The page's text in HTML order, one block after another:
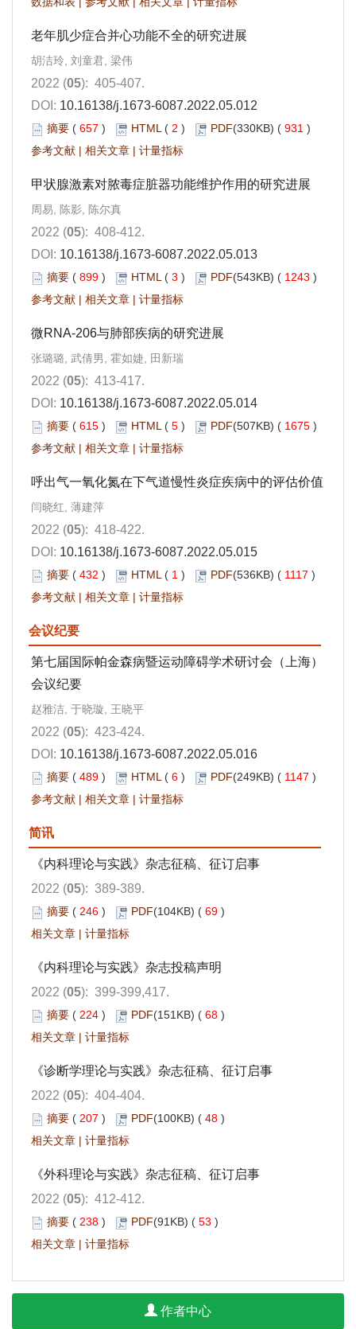
老年肌少症合并心功能不全的研究进展
胡洁玲, 刘童君, 梁伟
2022 (05): 405-407.
DOI: 10.16138/j.1673-6087.2022.05.012
摘要 ( 657 ) HTML( 2 ) PDF(330KB) ( 931 )
参考文献 | 相关文章 | 计量指标
甲状腺激素对脓毒症脏器功能维护作用的研究进展
周易, 陈影, 陈尔真
2022 (05): 408-412.
DOI: 10.16138/j.1673-6087.2022.05.013
摘要 ( 899 ) HTML( 3 ) PDF(543KB) ( 1243 )
参考文献 | 相关文章 | 计量指标
微RNA-206与肺部疾病的研究进展
张璐璐, 武倩男, 霍如婕, 田新瑞
2022 (05): 413-417.
DOI: 10.16138/j.1673-6087.2022.05.014
摘要 ( 615 ) HTML( 5 ) PDF(507KB) ( 1675 )
参考文献 | 相关文章 | 计量指标
呼出气一氧化氮在下气道慢性炎症疾病中的评估价值
闫晓红, 薄建萍
2022 (05): 418-422.
DOI: 10.16138/j.1673-6087.2022.05.015
摘要 ( 432 ) HTML( 1 ) PDF(536KB) ( 1117 )
参考文献 | 相关文章 | 计量指标
会议纪要
第七届国际帕金森病暨运动障碍学术研讨会（上海）
会议纪要
赵雅洁, 于晓璇, 王晓平
2022 (05): 423-424.
DOI: 10.16138/j.1673-6087.2022.05.016
摘要 ( 489 ) HTML( 6 ) PDF(249KB) ( 1147 )
参考文献 | 相关文章 | 计量指标
简讯
《内科理论与实践》杂志征稿、征订启事
2022 (05): 389-389.
摘要 ( 246 ) PDF(104KB) ( 69 )
相关文章 | 计量指标
《内科理论与实践》杂志投稿声明
2022 (05): 399-399,417.
摘要 ( 224 ) PDF(151KB) ( 68 )
相关文章 | 计量指标
《诊断学理论与实践》杂志征稿、征订启事
2022 (05): 404-404.
摘要 ( 207 ) PDF(100KB) ( 48 )
相关文章 | 计量指标
《外科理论与实践》杂志征稿、征订启事
2022 (05): 412-412.
摘要 ( 238 ) PDF(91KB) ( 53 )
相关文章 | 计量指标
作者中心